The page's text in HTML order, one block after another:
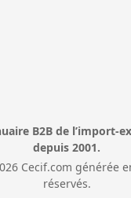
B2B de l’import-
depuis 2001.
Cecif.com générée
réservés.